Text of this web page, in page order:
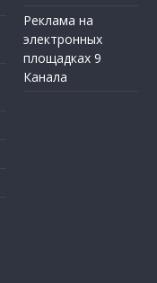
Реклама на
электронных
площадках 9
Канала